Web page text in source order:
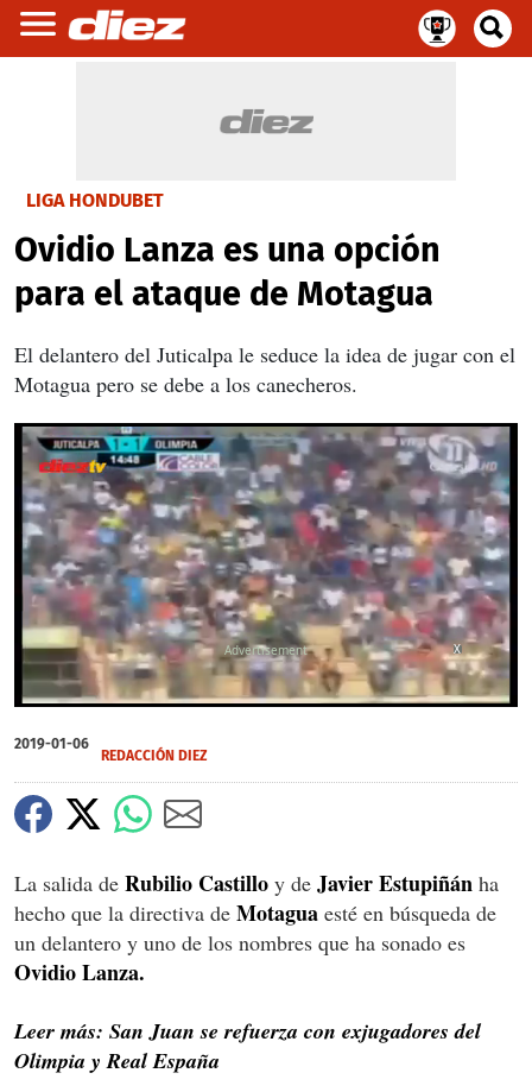
LIGA HONDUBET
Ovidio Lanza es una opción
para el ataque de Motagua
El delantero del Juticalpa le seduce la idea de jugar con el
Motagua pero se debe a los canecheros.
of
1
23
seconds
X
2019-01-06
REDACCIÓN DIEZ
La salida de Rubilio Castillo y de Javier Estupiñán ha
hecho que la directiva de Motagua esté en búsqueda de
un delantero y uno de los nombres que ha sonado es
Ovidio Lanza.
Leer más: San Juan se refuerza con exjugadores del
Olimpia y Real España